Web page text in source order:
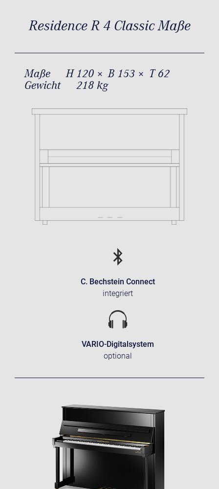
Residence R 4 Classic Maße
Maße
H 120 × B 153 × T 62
Gewicht
218 kg
C. Bechstein Connect
integriert
VARIO-Digitalsystem
optional